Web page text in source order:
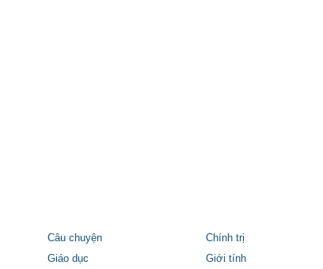
Câu chuyện
Chính trị
Giáo dục
Giới tính